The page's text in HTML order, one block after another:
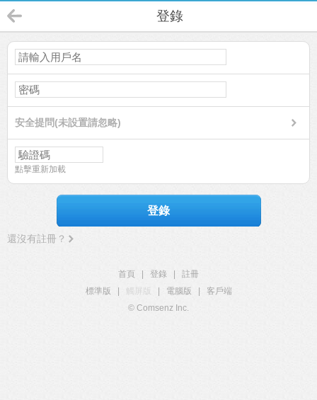
登錄
安全提問(未設置請忽略)
點擊重新加載
登錄
還沒有註冊？
首頁 登錄
註冊
標準版
觸屏版 電腦版
客戶端
© Comsenz Inc.